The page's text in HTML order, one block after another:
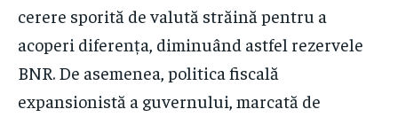
cerere sporită de valută străină pentru a
acoperi diferența, diminuând astfel rezervele
BNR. De asemenea, politica fiscală
expansionistă a guvernului, marcată de